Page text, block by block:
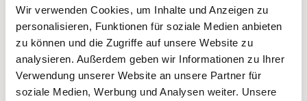
Wir verwenden Cookies, um Inhalte und Anzeigen zu
personalisieren, Funktionen für soziale Medien anbieten
zu können und die Zugriffe auf unsere Website zu
analysieren. Außerdem geben wir Informationen zu Ihrer
Verwendung unserer Website an unsere Partner für
soziale Medien, Werbung und Analysen weiter. Unsere
Musste man für einen US-Dollar 1970 noch mehr als
3,50 DM berappen, sank der Preis zum Ende des
Jahrzehnts unter 2 DM (siehe Wechselkurs).
Ende der 1970er: Entstehung der Partei Die Grünen,
Umweltschutzbewegungen und Atomausstieggruppen